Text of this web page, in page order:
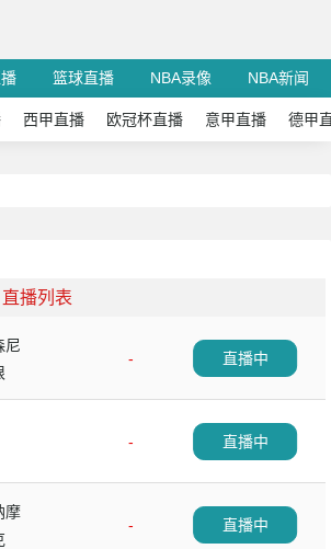
篮球直播 NBA录像 NBA新闻
西甲直播 欧冠杯直播 意甲直播 德甲
播列表
尼
-
直播中
-
直播中
摩
-
直播中